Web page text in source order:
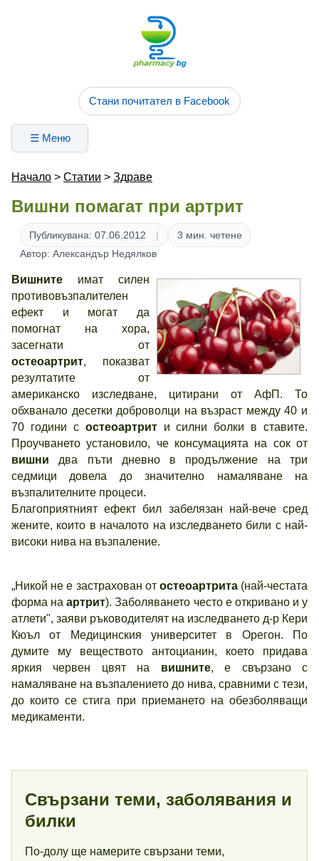
Стани почитател в Facebook
☰ Меню
Начало > Статии > Здраве
Вишни помагат при артрит
Публикувана: 07.06.2012
3 мин. четене
Автор: Александър Недялков
Вишните имат силен
противовъзпалителен
ефект и могат да
помогнат на хора,
засегнати от
остеоартрит, показват
резултатите от
американско изследване, цитирани от АфП. То
обхванало десетки доброволци на възраст между 40 и
70 години с остеоартрит и силни болки в ставите.
Проучването установило, че консумацията на сок от
вишни два пъти дневно в продължение на три
седмици довела до значително намаляване на
възпалителните процеси.
Благоприятният ефект бил забелязан най-вече сред
жените, които в началото на изследването били с най-
високи нива на възпаление.
„Никой не е застрахован от остеоартрита (най-честата
форма наартрит). Заболяването често е откривано и у
атлети", заяви ръководителят на изследването д-р Кери
Кюъл от Медицинския университет в Орегон. По
думите му веществото антоцианин, което придава
яркия червен цвят на вишните, е свързано с
намаляване на възпалението до нива, сравними с тези,
до които се стига при приемането на обезболяващи
медикаменти.
Свързани теми, заболявания и
билки
По-долу ще намерите свързани теми,